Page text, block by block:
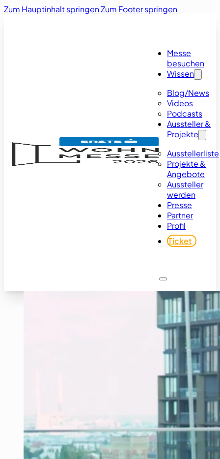
Zum Hauptinhalt springenZum Footer springen
Messe
besuchen
Wissen
Blog/News
Videos
Podcasts
Aussteller &
Projekte
Ausstellerliste
Projekte &
Angebote
Aussteller
werden
Presse
Partner
Profil
Ticket